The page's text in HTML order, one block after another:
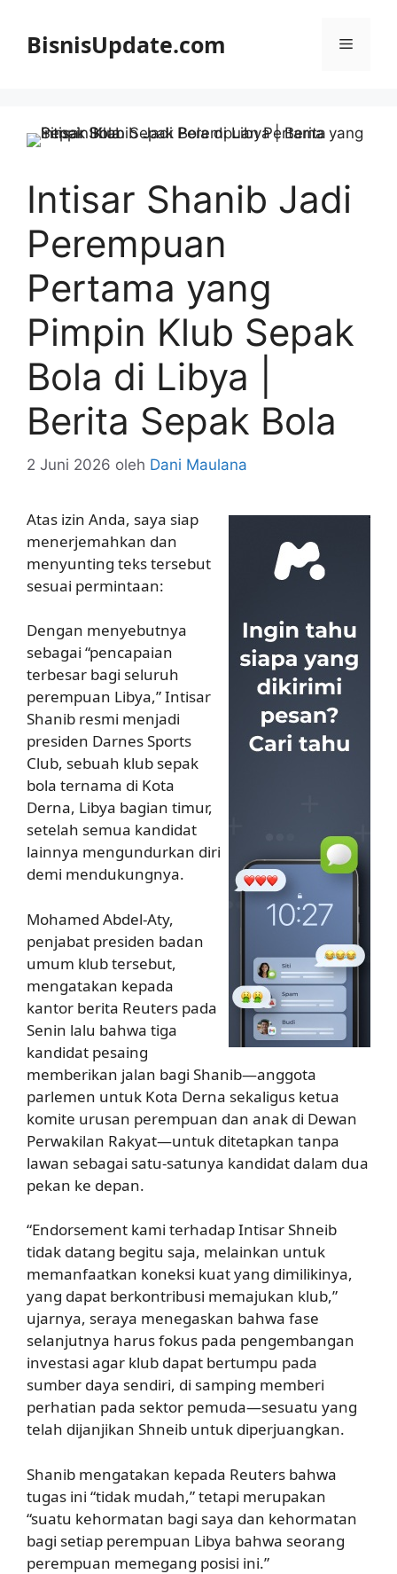
BisnisUpdate.com Menu
Intisar Shanib Jadi
Perempuan
Pertama yang
Pimpin Klub Sepak
Bola di Libya |
Berita Sepak Bola
2 Juni 2026 oleh Dani Maulana
Atas izin Anda, saya siap
menerjemahkan dan
menyunting teks tersebut
sesuai permintaan:
Dengan menyebutnya
sebagai “pencapaian
terbesar bagi seluruh
perempuan Libya,” Intisar
Shanib resmi menjadi
presiden Darnes Sports
Club, sebuah klub sepak
bola ternama di Kota
Derna, Libya bagian timur,
setelah semua kandidat
lainnya mengundurkan diri
demi mendukungnya.
Mohamed Abdel-Aty,
penjabat presiden badan
umum klub tersebut,
mengatakan kepada
kantor berita Reuters pada
Senin lalu bahwa tiga
kandidat pesaing
memberikan jalan bagi Shanib—anggota
parlemen untuk Kota Derna sekaligus ketua
komite urusan perempuan dan anak di Dewan
Perwakilan Rakyat—untuk ditetapkan tanpa
lawan sebagai satu-satunya kandidat dalam dua
pekan ke depan.
“Endorsement kami terhadap Intisar Shneib
tidak datang begitu saja, melainkan untuk
memanfaatkan koneksi kuat yang dimilikinya,
yang dapat berkontribusi memajukan klub,”
ujarnya, seraya menegaskan bahwa fase
selanjutnya harus fokus pada pengembangan
investasi agar klub dapat bertumpu pada
sumber daya sendiri, di samping memberi
perhatian pada sektor pemuda—sesuatu yang
telah dijanjikan Shneib untuk diperjuangkan.
Shanib mengatakan kepada Reuters bahwa
tugas ini “tidak mudah,” tetapi merupakan
“suatu kehormatan bagi saya dan kehormatan
bagi setiap perempuan Libya bahwa seorang
perempuan memegang posisi ini.”